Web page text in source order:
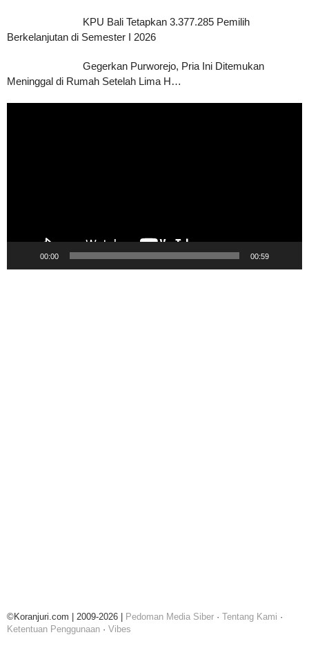
KPU Bali Tetapkan 3.377.285 Pemilih
Berkelanjutan di Semester I 2026
Gegerkan Purworejo, Pria Ini Ditemukan
Meninggal di Rumah Setelah Lima H…
00:00 00:59
©Koranjuri.com | 2009-2026 | Pedoman Media Siber · Tentang Kami ·
Ketentuan Penggunaan · Vibes